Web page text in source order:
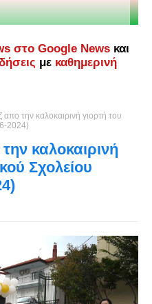
στο Google News και
με καθημερινή
την καλοκαιρινή γιορτή του
2024)
καλοκαιρινή
Σχολείου